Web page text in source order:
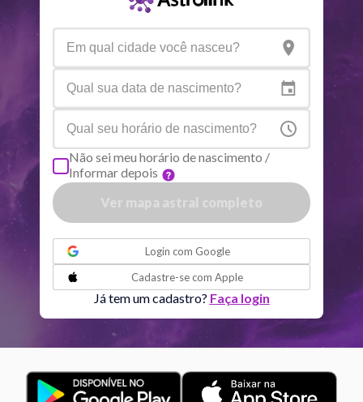
Netuno Ari 4°8
Plutão Aqu 3
Quiron
Lilith Sag 25
Nodo norte
Aspectos ativos Orbe
Conjunção Júpiter 7.71
Não sei meu horário de nascimento /
Informar depois
Login com Google
Cadastre-se com Apple
Já tem um cadastro? Faça login